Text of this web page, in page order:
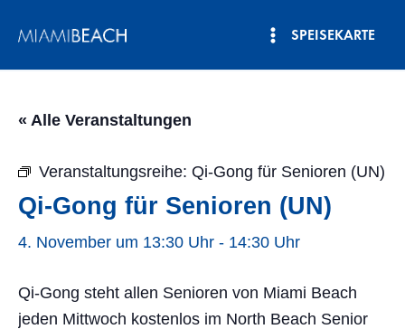
Inhalt
SPEISEKARTE
« Alle Veranstaltungen
Veranstaltungsreihe: Qi-Gong für Senioren (UN)
Qi-Gong für Senioren (UN)
4. November um 13:30 Uhr - 14:30 Uhr
Qi-Gong steht allen Senioren von Miami Beach
jeden Mittwoch kostenlos im North Beach Senior